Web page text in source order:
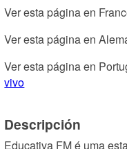
Ver esta página en
Ver esta página en
Ver esta página en
vivo
Descripción
Educativa FM é uma